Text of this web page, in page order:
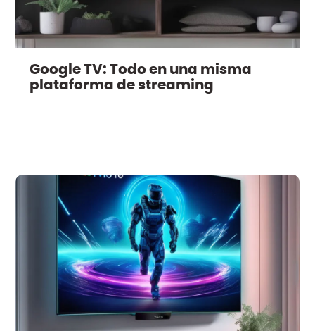
Google TV: Todo en una misma
plataforma de streaming